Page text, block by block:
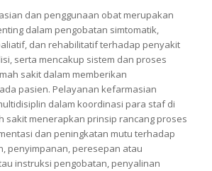
dan penggunaan obat merupakan
dalam pengobatan simtomatik,
dan rehabilitatif terhadap penyakit
serta mencakup sistem dan proses
sakit dalam memberikan
pasien. Pelayanan kefarmasian
dalam koordinasi para staf di
sakit menerapkan prinsip rancang proses
dan peningkatan mutu terhadap
penyimpanan, peresepan atau
instruksi pengobatan, penyalinan